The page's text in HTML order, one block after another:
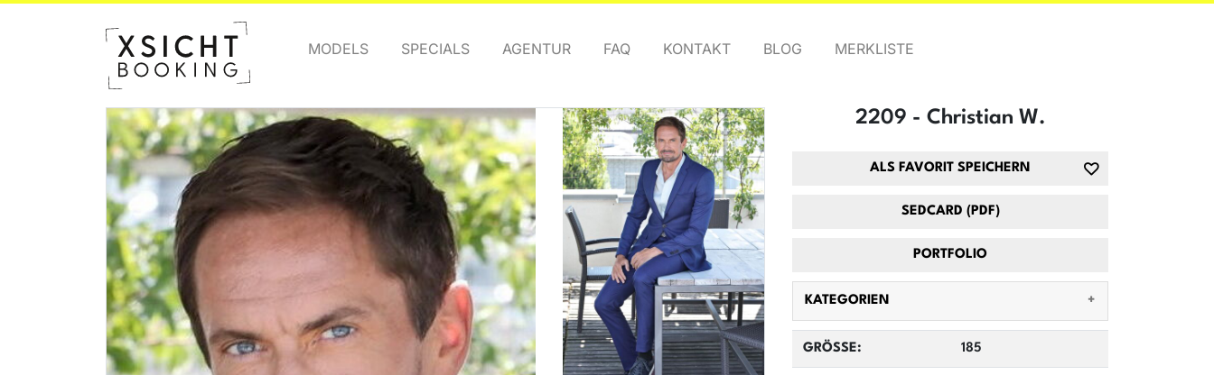
MODELS SPECIALS AGENTUR FAQ KONTAKT BLOG MERKLISTE
2209 - Christian W.
ALS FAVORIT SPEICHERN
SEDCARD (PDF)
PORTFOLIO
KATEGORIEN
GRÖSSE: 185